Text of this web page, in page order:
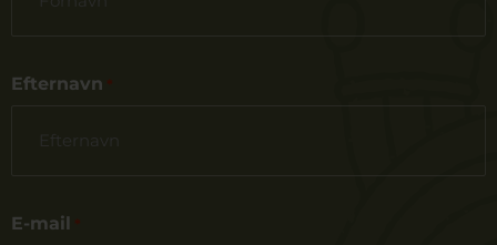
Efternavn
E-mail